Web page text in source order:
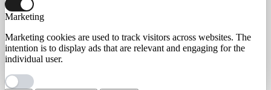
Marketing
Marketing cookies are used to track visitors across websites. The
intention is to display ads that are relevant and engaging for the
individual user.